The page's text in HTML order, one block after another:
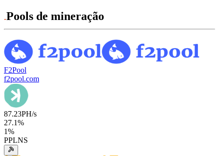
Pools de mineração
F2Pool
f2pool.com
87.23PH/s
27.1%
1%
PPLNS